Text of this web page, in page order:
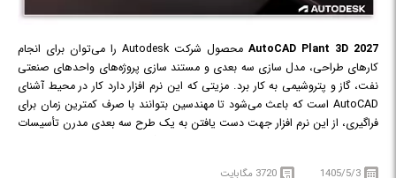
AutoCAD Plant 3D 2027
محصول شرکت Autodesk را می‌‌توان برای انجام
کارهای طراحی، مدل سازی سه بعدی و مستند سازی پروژه‌های واحد‌های صنعتی
نفت، گاز و پتروشیمی به کار برد. مزیتی که این نرم افزار دارد کار در محیط آشنای
AutoCAD است که باعث می‌شود تا مهندسین بتوانند با صرف کمترین زمان برای
فراگیری، از این نرم افزار جهت دست یافتن به یک طرح سه بعدی مدرن تأسیسات
1405/5/3 3720 مگابایت